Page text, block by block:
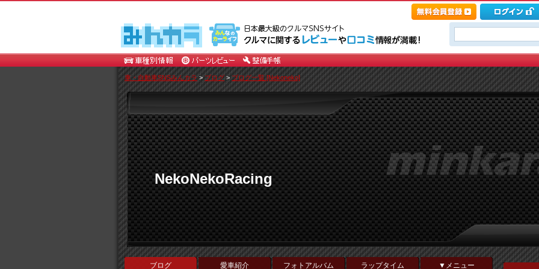
車・自動車SNSみんカラ>ブログ>ブログ一覧 [Nekoneko]
NekoNekoRacing
ブログ 愛車紹介 フォトアルバム ラップタイム ▼メニュー